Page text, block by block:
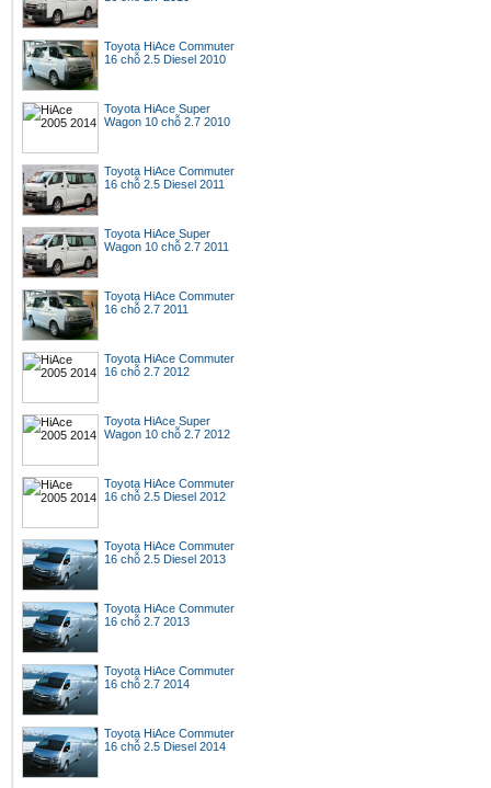
Toyota HiAce Commuter
16 chỗ 2.5 Diesel 2010
Toyota HiAce Super
Wagon 10 chỗ 2.7 2010
Toyota HiAce Commuter
16 chỗ 2.5 Diesel 2011
Toyota HiAce Super
Wagon 10 chỗ 2.7 2011
Toyota HiAce Commuter
16 chỗ 2.7 2011
Toyota HiAce Commuter
16 chỗ 2.7 2012
Toyota HiAce Super
Wagon 10 chỗ 2.7 2012
Toyota HiAce Commuter
16 chỗ 2.5 Diesel 2012
Toyota HiAce Commuter
16 chỗ 2.5 Diesel 2013
Toyota HiAce Commuter
16 chỗ 2.7 2013
Toyota HiAce Commuter
16 chỗ 2.7 2014
Toyota HiAce Commuter
16 chỗ 2.5 Diesel 2014